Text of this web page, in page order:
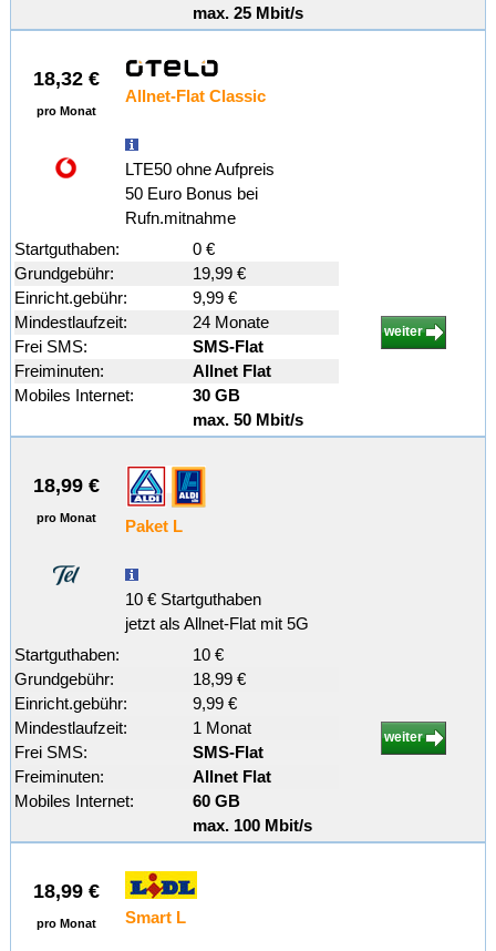
max. 25 Mbit/s
18,32 €
pro Monat
Allnet-Flat Classic
LTE50 ohne Aufpreis
50 Euro Bonus bei
Rufn.mitnahme
Startguthaben:
0 €
Grundgebühr:
19,99 €
Einricht.gebühr:
9,99 €
Mindestlaufzeit:
24 Monate
Frei SMS:
SMS-Flat
Freiminuten:
Allnet Flat
Mobiles Internet:
30 GB
max. 50 Mbit/s
weiter
18,99 €
pro Monat Paket L
10 € Startguthaben
jetzt als Allnet-Flat mit 5G
Startguthaben:
10 €
Grundgebühr:
18,99 €
Einricht.gebühr:
9,99 €
Mindestlaufzeit:
1 Monat
Frei SMS:
SMS-Flat
Freiminuten:
Allnet Flat
Mobiles Internet:
60 GB
max. 100 Mbit/s
weiter
18,99 €
pro Monat Smart L